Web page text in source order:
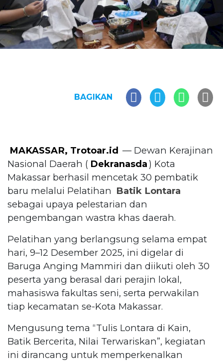
BAGIKAN
MAKASSAR, Trotoar.id — Dewan Kerajinan
Nasional Daerah ( Dekranasda) Kota
Makassar berhasil mencetak 30 pembatik
baru melalui Pelatihan Batik Lontara
sebagai upaya pelestarian dan
pengembangan wastra khas daerah.
Pelatihan yang berlangsung selama empat
hari, 9–12 Desember 2025, ini digelar di
Baruga Anging Mammiri dan diikuti oleh 30
peserta yang berasal dari perajin lokal,
mahasiswa fakultas seni, serta perwakilan
tiap kecamatan se-Kota Makassar.
Mengusung tema “Tulis Lontara di Kain,
Batik Bercerita, Nilai Terwariskan”, kegiatan
ini dirancang untuk memperkenalkan